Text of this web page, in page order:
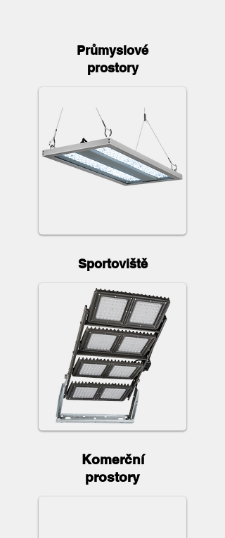
Průmyslové
prostory
Sportoviště
Komerční
prostory